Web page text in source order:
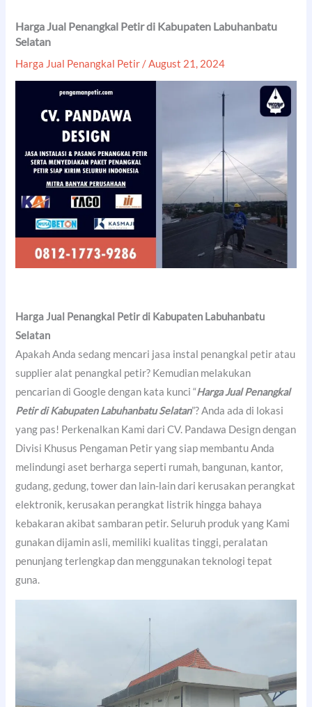
Harga Jual Penangkal Petir di Kabupaten Labuhanbatu
Selatan
Harga Jual Penangkal Petir /August 21, 2024
Harga Jual Penangkal Petir di Kabupaten Labuhanbatu
Selatan
Apakah Anda sedang mencari jasa instal penangkal petir atau
supplier alat penangkal petir? Kemudian melakukan
pencarian di Google dengan kata kunci “Harga Jual Penangkal
Petir di Kabupaten Labuhanbatu Selatan”? Anda ada di lokasi
yang pas! Perkenalkan Kami dari CV. Pandawa Design dengan
Divisi Khusus Pengaman Petir yang siap membantu Anda
melindungi aset berharga seperti rumah, bangunan, kantor,
gudang, gedung, tower dan lain-lain dari kerusakan perangkat
elektronik, kerusakan perangkat listrik hingga bahaya
kebakaran akibat sambaran petir. Seluruh produk yang Kami
gunakan dijamin asli, memiliki kualitas tinggi, peralatan
penunjang terlengkap dan menggunakan teknologi tepat
guna.